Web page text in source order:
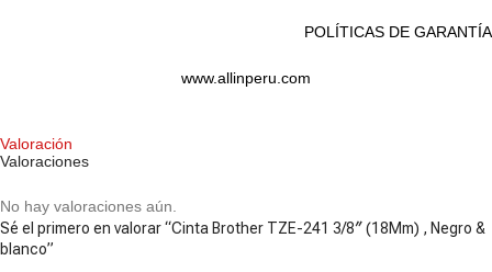
POLÍTICAS DE GARANTÍA
www.allinperu.com
Valoración
Valoraciones
No hay valoraciones aún.
Sé el primero en valorar “Cinta Brother TZE-241 3/8″ (18Mm) , Negro &
blanco”